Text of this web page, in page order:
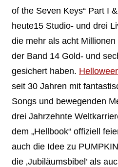
of the Seven Keys“ Part I
heute15 Studio- und drei
die mehr als acht
der Band 14 Gold- und
gesichert haben.
seit 30 Jahren mit
Songs und bewegenden
drei Jahrzehnte
dem „Hellbook“ offiziell
auch die Idee zu
die ‚Jubiläumsbibel’ als